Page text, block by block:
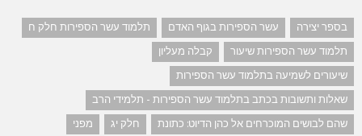
בספר יצירה עשר הספירות בגוף האדם
תלמוד עשר הספירות חלק ח
תלמוד עשר הספירות שיעור
קבלה מעליון
שיעורים לשמיעה בתלמוד עשר הספירות
שאלות ותשובות בכתב בתלמוד עשר הספירות - תלמידי הרב
שהם לבושים המוכרחים אל כהן הדיוט: כתונת
חלק יג
מפני